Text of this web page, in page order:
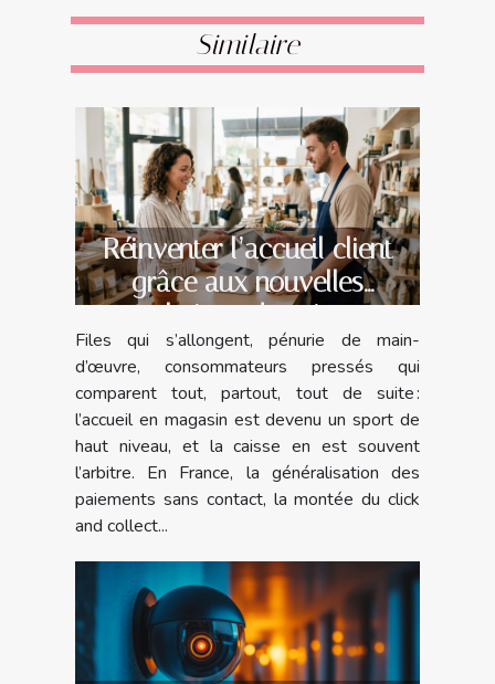
Similaire
Réinventer l’accueil client
grâce aux nouvelles
solutions de caisse
Files qui s’allongent, pénurie de main-
d’œuvre, consommateurs pressés qui
comparent tout, partout, tout de suite :
l’accueil en magasin est devenu un sport de
haut niveau, et la caisse en est souvent
l’arbitre. En France, la généralisation des
paiements sans contact, la montée du click
and collect...